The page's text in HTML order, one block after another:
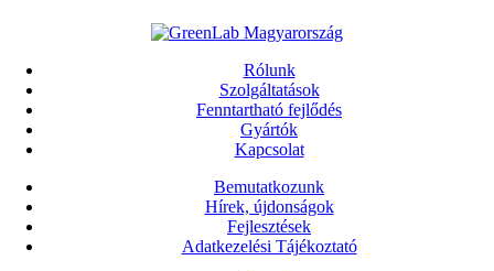
Rólunk
Szolgáltatások
Fenntartható fejlődés
Gyártók
Kapcsolat
Bemutatkozunk
Hírek, újdonságok
Fejlesztések
Adatkezelési Tájékoztató